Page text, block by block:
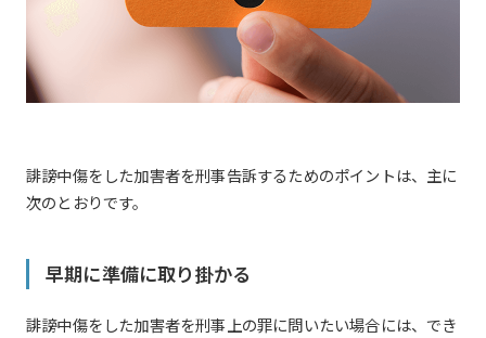
誹謗中傷をした加害者を刑事告訴するためのポイントは、主に
次のとおりです。
早期に準備に取り掛かる
誹謗中傷をした加害者を刑事上の罪に問いたい場合には、でき